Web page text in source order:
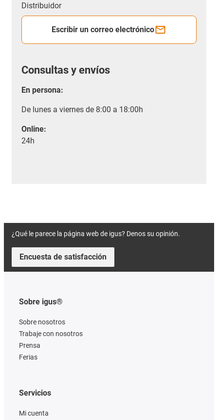
Distribuidor
Escribir un correo electrónico
Consultas y envíos
En persona:
De lunes a viernes de 8:00 a 18:00h
Online:
24h
¿Qué le parece la página web de igus? Denos su opinión.
Encuesta de satisfacción
Sobre igus®
Sobre nosotros
Trabaje con nosotros
Prensa
Ferias
Servicios
Mi cuenta